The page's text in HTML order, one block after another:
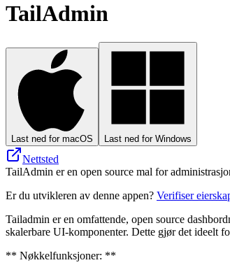
TailAdmin
Last ned for macOS Last ned for Windows
Nettsted
TailAdmin er en open source mal for
Er du utvikleren av denne appen? Verifiser
Tailadmin er en omfattende, open source
skalerbare UI-komponenter. Dette gjør det ideelt
** Nøkkelfunksjoner: **